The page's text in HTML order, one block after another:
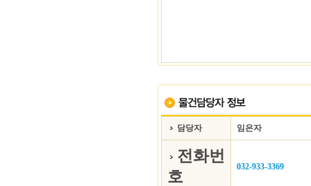
담당자 임은자
전화번
호
032-933-3369